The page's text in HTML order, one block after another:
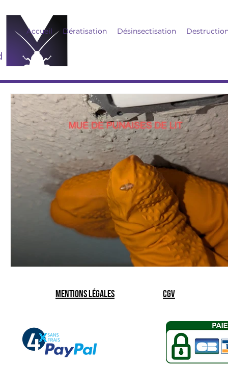
Accueil Dératisation Désinsectisation
Mentions légales CGV